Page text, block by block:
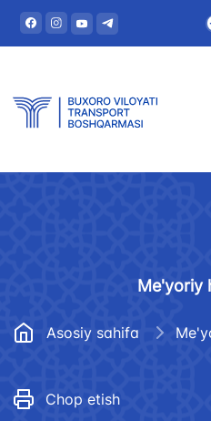
Me'yoriy
Asosiy sahifa
Chop etish